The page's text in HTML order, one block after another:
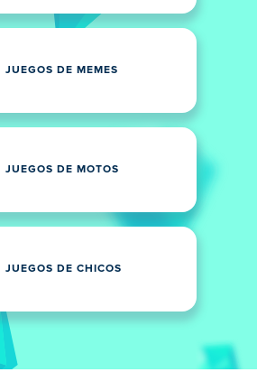
JUEGOS DE MEMES
JUEGOS DE MOTOS
JUEGOS DE CHICOS